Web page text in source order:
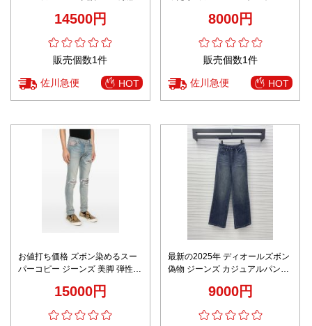
14500円
販売個数1件
佐川急便 HOT
8000円
販売個数1件
佐川急便 HOT
お値打ち価格 ズボン染めるスー
パーコピー ジーンズ 美脚 弾性が
材 柔軟 ブルー15000円
最新の2025年 ディオールズボン
偽物 ジーンズ カジュアルパンツ
9000円